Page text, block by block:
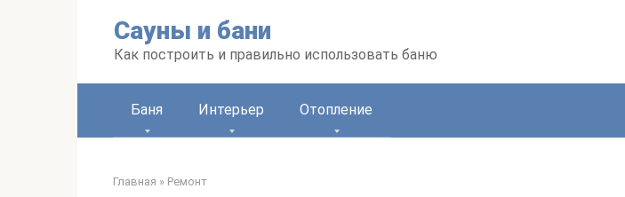
Сауны и бани
Как построить и правильно использовать баню
Баня Интерьер Отопление
Главная » Ремонт